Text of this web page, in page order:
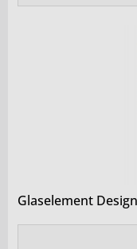
Glaselement